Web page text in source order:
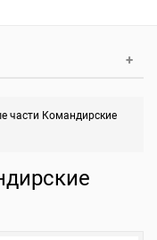
части Командирские